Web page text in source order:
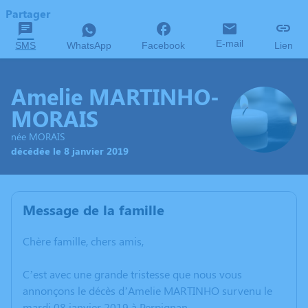
Partager
SMS WhatsApp Facebook E-mail Lien
Amelie MARTINHO-
MORAIS
née MORAIS
décédée le 8 janvier 2019
Message de la famille
Chère famille, chers amis,
C’est avec une grande tristesse que nous vous
annonçons le décès d’Amelie MARTINHO survenu le